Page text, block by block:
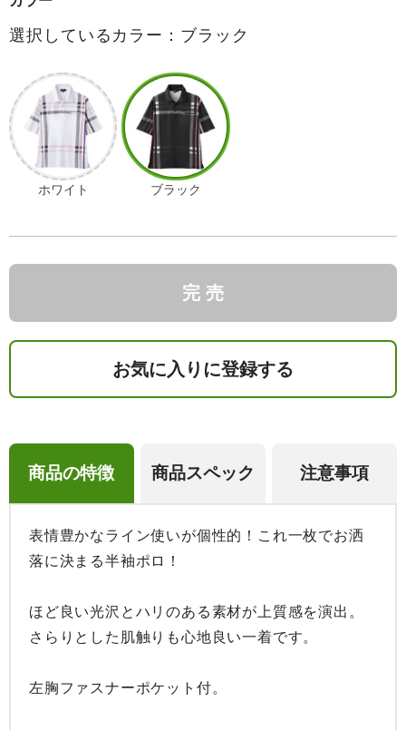
選択しているカラー：ブラック
ホワイト ブラック
完 売
お気に入りに登録する
商品の特徴 商品スペック 注意事項
表情豊かなライン使いが個性的！これ一枚でお洒
落に決まる半袖ポロ！
ほど良い光沢とハリのある素材が上質感を演出。
さらりとした肌触りも心地良い一着です。
左胸ファスナーポケット付。